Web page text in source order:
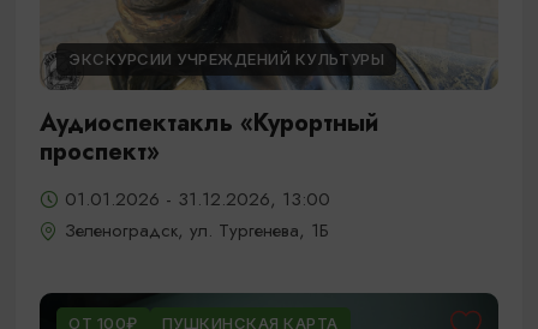
ЭКСКУРСИИ УЧРЕЖДЕНИЙ КУЛЬТУРЫ
Аудиоспектакль «Курортный
проспект»
01.01.2026 - 31.12.2026, 13:00
Зеленоградск, ул. Тургенева, 1Б
ОТ 100₽ ПУШКИНСКАЯ КАРТА